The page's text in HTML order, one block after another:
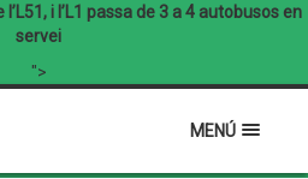
i l’L1 passa de 3 a 4 autobusos en
servei
">
MENÚ